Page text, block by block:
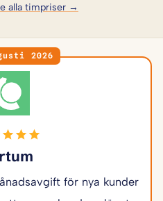
alla timpriser →
2026
för nya kunder